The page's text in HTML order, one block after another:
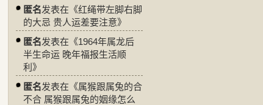
匿名发表在《红绳带左脚右脚
的大忌 贵人运差要注意》
匿名发表在《1964年属龙后
半生命运 晚年福报生活顺
利 》
匿名发表在《属猴跟属兔的合
不合 属猴跟属兔的姻缘怎么